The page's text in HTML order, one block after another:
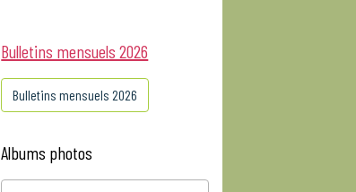
Bulletins mensuels 2026
Bulletins mensuels 2026
Albums photos